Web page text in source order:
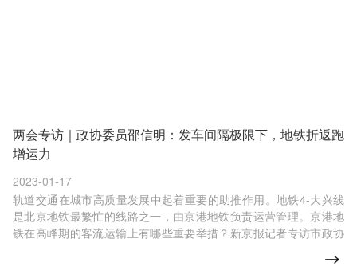
两会专访｜政协委员邵信明：发车间隔极限下，地铁折返跑
增运力
轨道交通在城市高质量发展中起着重要的助推作用。地铁4-大兴线
是北京地铁最繁忙的线路之一，由京港地铁负责运营管理。京港地
铁在高峰期的客流运输上有哪些重要举措？新京报记者专访市政协
2023-01-17